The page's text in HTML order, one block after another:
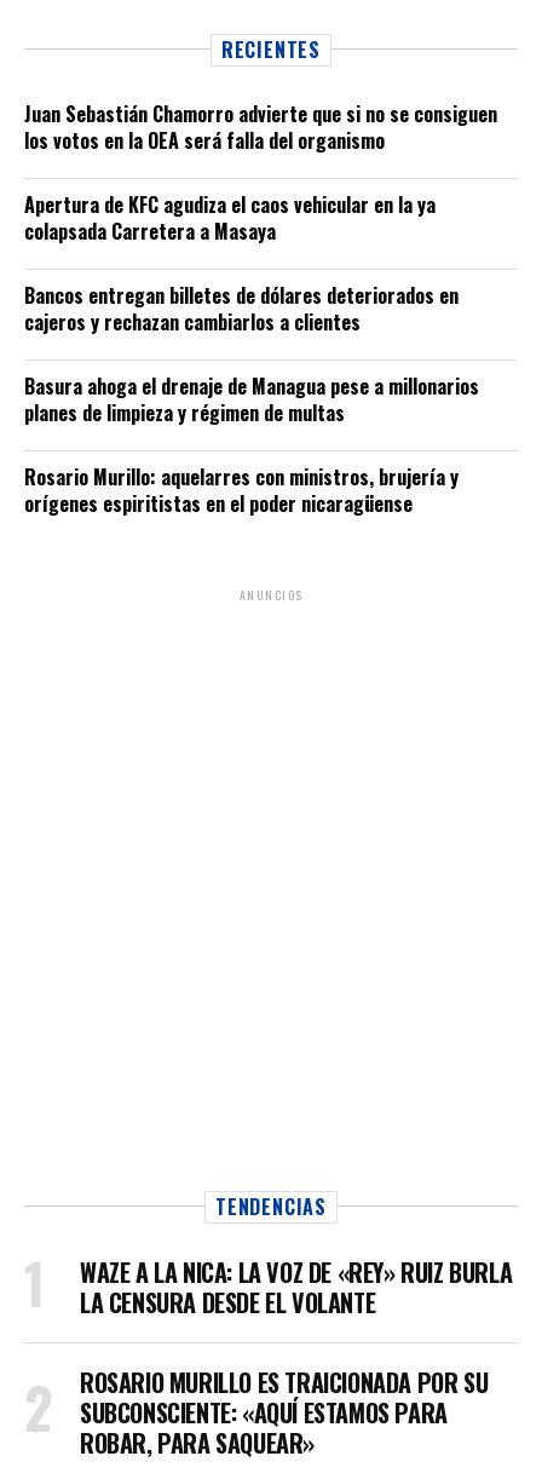
RECIENTES
Juan Sebastián Chamorro advierte que si no se consiguen
los votos en la OEA será falla del organismo
Apertura de KFC agudiza el caos vehicular en la ya
colapsada Carretera a Masaya
Bancos entregan billetes de dólares deteriorados en
cajeros y rechazan cambiarlos a clientes
Basura ahoga el drenaje de Managua pese a millonarios
planes de limpieza y régimen de multas
Rosario Murillo: aquelarres con ministros, brujería y
orígenes espiritistas en el poder nicaragüense
ANUNCIOS
TENDENCIAS
WAZE A LA NICA: LA VOZ DE «REY» RUIZ BURLA
LA CENSURA DESDE EL VOLANTE
ROSARIO MURILLO ES TRAICIONADA POR SU
SUBCONSCIENTE: «AQUÍ ESTAMOS PARA
ROBAR, PARA SAQUEAR»